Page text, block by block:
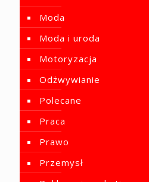
Moda
Moda i uroda
Motoryzacja
Odżwywianie
Polecane
Praca
Prawo
Przemysł